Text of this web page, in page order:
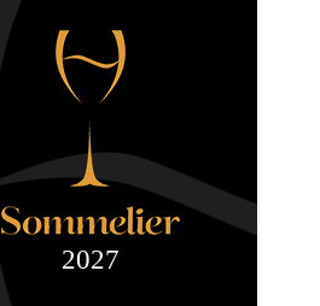
2027